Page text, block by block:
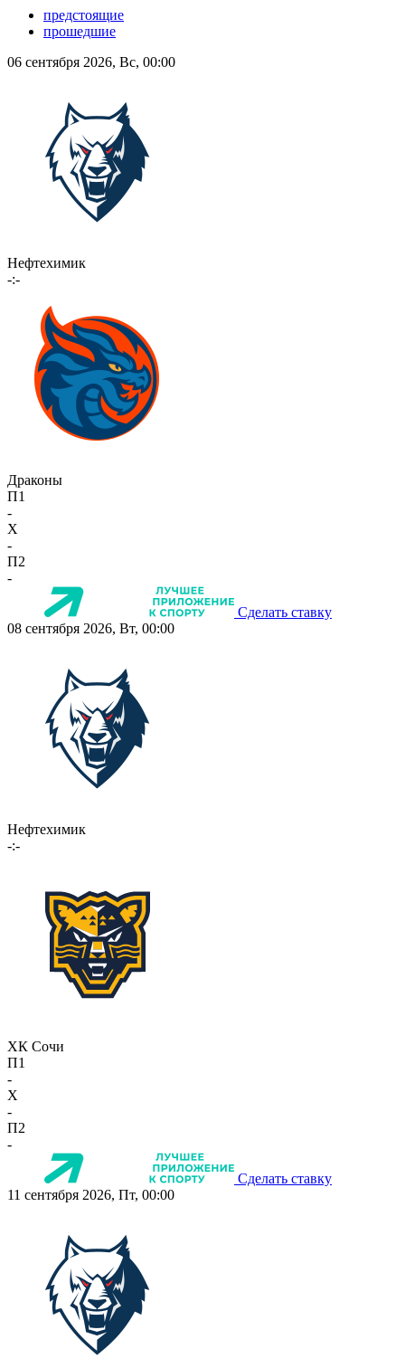
предстоящие
прошедшие
06 сентября 2026, Вс, 00:00
Нефтехимик
-:-
Драконы
П1
-
X
-
П2
-
Сделать ставку
08 сентября 2026, Вт, 00:00
Нефтехимик
-:-
ХК Сочи
П1
-
X
-
П2
-
Сделать ставку
11 сентября 2026, Пт, 00:00